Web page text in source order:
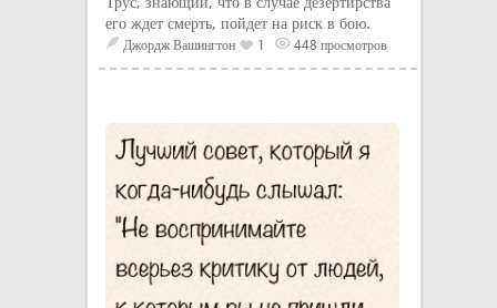
его ждет смерть, пойдет на риск в бою.
Джордж Вашингтон 1 448 просмотров